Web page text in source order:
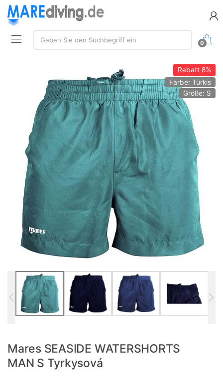
Suche:
Geben Sie den Suchbegriff ein
0
Rabatt8%
Farbe: Türkis
Größe: S
Mares SEASIDE WATERSHORTS
MAN S Tyrkysová